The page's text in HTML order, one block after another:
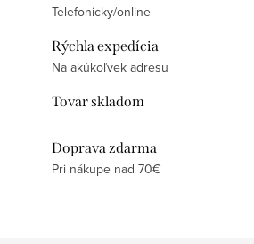
Telefonicky/online
Rýchla expedícia
Na akúkoľvek adresu
Tovar skladom
Doprava zdarma
Pri nákupe nad 70€